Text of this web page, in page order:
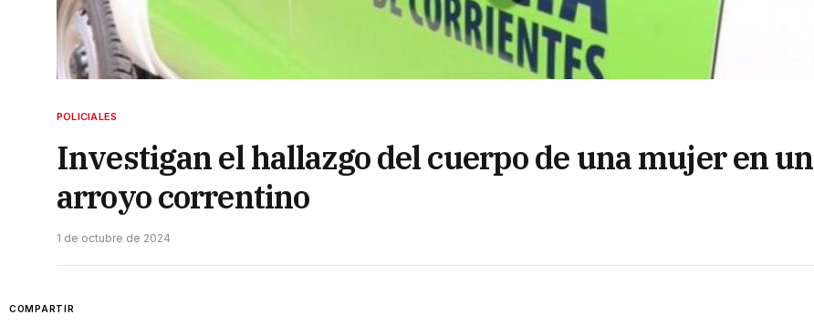
POLICIALES
Investigan el hallazgo del cuerpo de una mujer en un
arroyo correntino
1 de octubre de 2024
COMPARTIR